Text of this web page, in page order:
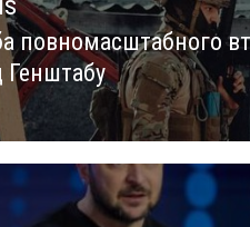
повномасштабного
Генштабу